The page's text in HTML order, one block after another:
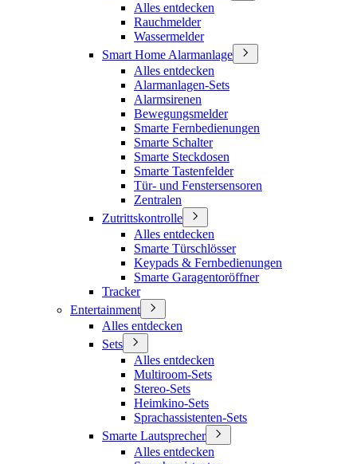
Alles entdecken
Rauchmelder
Wassermelder
Smart Home Alarmanlage
Alles entdecken
Alarmanlagen-Sets
Alarmsirenen
Bewegungsmelder
Smarte Fernbedienungen
Smarte Schalter
Smarte Steckdosen
Smarte Tastenfelder
Tür- und Fenstersensoren
Zentralen
Zutrittskontrolle
Alles entdecken
Smarte Türschlösser
Keypads & Fernbedienungen
Smarte Garagentoröffner
Tracker
Entertainment
Alles entdecken
Sets
Alles entdecken
Multiroom-Sets
Stereo-Sets
Heimkino-Sets
Sprachassistenten-Sets
Smarte Lautsprecher
Alles entdecken